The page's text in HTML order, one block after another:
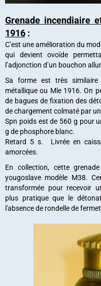
Grenade incendiaire
1916 :
C’est une amélioration du
qui devient ovoïde
l’adjonction d’un bouchon
Sa forme est très
métallique ou Mle 1916. On
de bagues de fixation des
de chargement colmaté par
Spn poids est de 560 g pour
g de phosphore blanc.
Retard 5 s. Livrée en
amorcées.
En collection, cette
yougoslave modèle M38.
transformée pour recevoir
plus pratique que le
l'absence de rondelle de